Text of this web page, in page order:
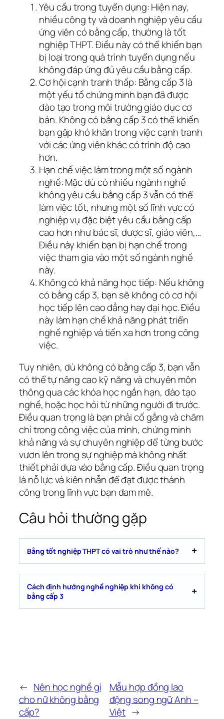
Yêu cầu trong tuyển dụng: Hiện nay,
nhiều công ty và doanh nghiệp yêu cầu
ứng viên có bằng cấp, thường là tốt
nghiệp THPT. Điều này có thể khiến bạn
bị loại trong quá trình tuyển dụng nếu
không đáp ứng đủ yêu cầu bằng cấp.
Cơ hội cạnh tranh thấp: Bằng cấp 3 là
một yếu tố chứng minh bạn đã được
đào tạo trong môi trường giáo dục cơ
bản. Không có bằng cấp 3 có thể khiến
bạn gặp khó khăn trong việc cạnh tranh
với các ứng viên khác có trình độ cao
hơn.
Hạn chế việc làm trong một số ngành
nghề: Mặc dù có nhiều ngành nghề
không yêu cầu bằng cấp 3 vẫn có thể
làm việc tốt, nhưng một số lĩnh vực có
nghiệp vụ đặc biệt yêu cầu bằng cấp
cao hơn như bác sĩ, dược sĩ, giáo viên,…
Điều này khiến bạn bị hạn chế trong
việc tham gia vào một số ngành nghề
này.
Không có khả năng học tiếp: Nếu không
có bằng cấp 3, bạn sẽ không có cơ hội
học tiếp lên cao đẳng hay đại học. Điều
này làm hạn chế khả năng phát triển
nghề nghiệp và tiến xa hơn trong công
việc.
Tuy nhiên, dù không có bằng cấp 3, bạn vẫn
có thể tự nâng cao kỹ năng và chuyên môn
thông qua các khóa học ngắn hạn, đào tạo
nghề, hoặc học hỏi từ những người đi trước.
Điều quan trọng là bạn phải cố gắng và chăm
chỉ trong công việc của mình, chứng minh
khả năng và sự chuyên nghiệp để từng bước
vươn lên trong sự nghiệp mà không nhất
thiết phải dựa vào bằng cấp. Điều quan trọng
là nỗ lực và kiên nhẫn để đạt được thành
công trong lĩnh vực bạn đam mê.
Câu hỏi thường gặp
Bằng tốt nghiệp THPT có vai trò như thế nào?
Cách định hướng nghề nghiệp khi không có
bằng cấp 3
← Nên học nghề gì
cho nữ không bằng
cấp?
Mẫu hợp đồng lao
động song ngữ Anh –
Việt →